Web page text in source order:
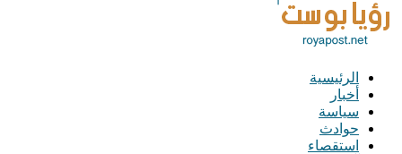
الرئيسية
أخبار
سياسة
حوادث
استقصاء